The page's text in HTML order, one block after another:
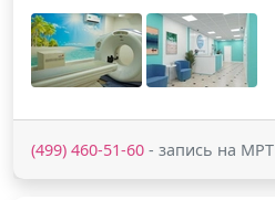
(499) 460-51-60 - запись на МРТ